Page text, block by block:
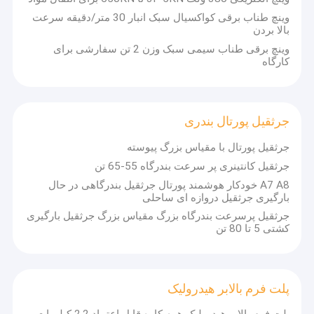
جرثقیل دروازه ای تک تیر
جرثقیل دروازه ای دو تیر
بالابر جرثقیل برقی
بالابر جرثقیل جیب
وینچ برقی
جرثقیل پورتال بندری
دستگاه نصب پل
وینچ طناب برقی کواکسیال سبک انبار 30 متر/دقیقه سرعت
بالا بردن
وینچ برقی طناب سیمی سبک وزن 2 تن سفارشی برای
کارگاه
جرثقیل پورتال بندری
جرثقیل پورتال با مقیاس بزرگ پیوسته
جرثقیل کانتینری پر سرعت بندرگاه 55-65 تن
A7 A8 خودکار هوشمند پورتال جرثقیل بندرگاهی در حال
بارگیری جرثقیل دروازه ای ساحلی
جرثقیل پرسرعت بندرگاه بزرگ مقیاس بزرگ جرثقیل بارگیری
کشتی 5 تا 80 تن
پلت فرم بالابر هیدرولیک